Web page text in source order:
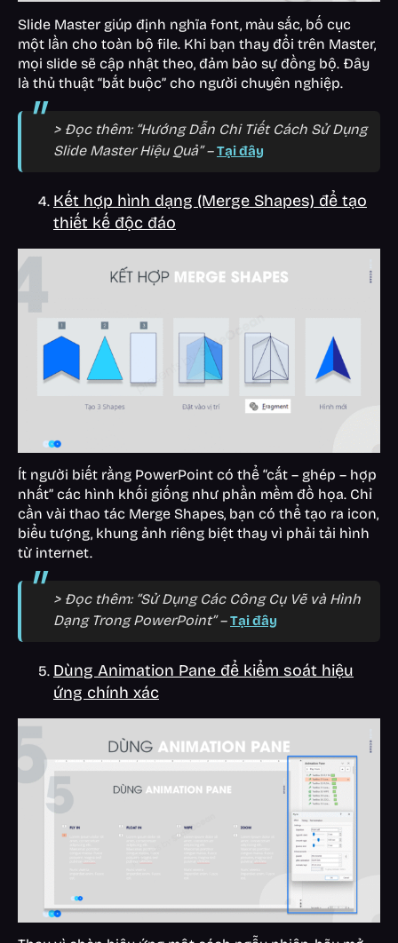
Slide Master giúp định nghĩa font, màu sắc, bố cục
một lần cho toàn bộ file. Khi bạn thay đổi trên Master,
mọi slide sẽ cập nhật theo, đảm bảo sự đồng bộ. Đây
là thủ thuật “bắt buộc” cho người chuyên nghiệp.
> Đọc thêm: “Hướng Dẫn Chi Tiết Cách Sử Dụng
Slide Master Hiệu Quả” –Tại đây
Kết hợp hình dạng (Merge Shapes) để tạo
thiết kế độc đáo
Ít người biết rằng PowerPoint có thể “cắt – ghép – hợp
nhất” các hình khối giống như phần mềm đồ họa. Chỉ
cần vài thao tác Merge Shapes, bạn có thể tạo ra icon,
biểu tượng, khung ảnh riêng biệt thay vì phải tải hình
từ internet.
> Đọc thêm: “Sử Dụng Các Công Cụ Vẽ và Hình
Dạng Trong PowerPoint” –Tại đây
Dùng Animation Pane để kiểm soát hiệu
ứng chính xác